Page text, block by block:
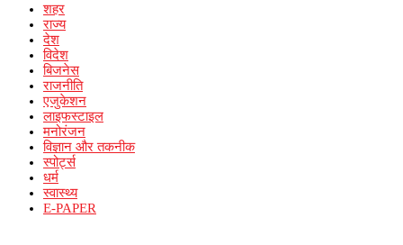
शहर
राज्य
देश
विदेश
बिजनेस
राजनीति
एजुकेशन
लाइफस्टाइल
मनोरंजन
विज्ञान और तकनीक
स्पोर्ट्स
धर्म
स्वास्थ्य
E-PAPER